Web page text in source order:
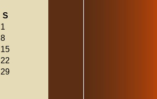
S
1
8
15
22
29